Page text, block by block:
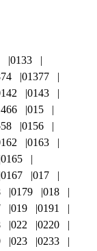
0133
01377
0143
015
0156
0163
0165
0167
017
0179
018
019
0191
022
0220
023
0233